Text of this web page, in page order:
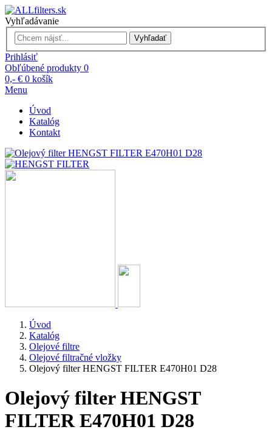
Vyhľadávanie
Vyhľadať
Prihlásiť
Obľúbené produkty 0
0,- € 0 košík
Menu
Úvod
Katalóg
Kontakt
Úvod
Katalóg
Olejové filtre
Olejové filtračné vložky
Olejový filter HENGST FILTER E470H01 D28
Olejový filter HENGST
FILTER E470H01 D28